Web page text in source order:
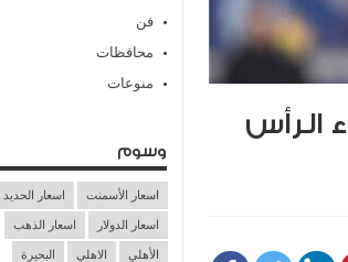
الرأس
فن
محافظات
منوعات
وسوم
اسعار الأسمنت اسعار الحديد
اسعار الدولار اسعار الذهب
الأهلي الاهلي البحيرة